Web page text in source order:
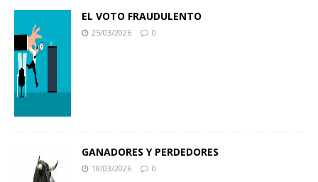
EL VOTO FRAUDULENTO
25/03/2026 0
GANADORES Y PERDEDORES
18/03/2026 0